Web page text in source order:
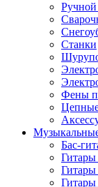
Станки
Фены
Бас-
Гитары
Гитары
Гитары